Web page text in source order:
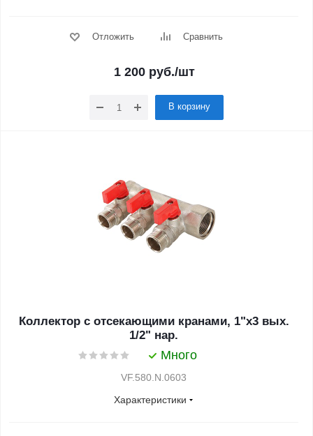
Отложить Сравнить
1 200руб./шт
В корзину
Коллектор с отсекающими кранами, 1"х3 вых.
1/2" нар.
Много
VF.580.N.0603
Характеристики